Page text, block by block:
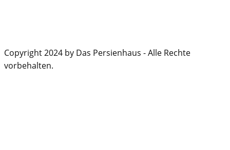
Copyright 2024 by Das Persienhaus - Alle Rechte
vorbehalten.